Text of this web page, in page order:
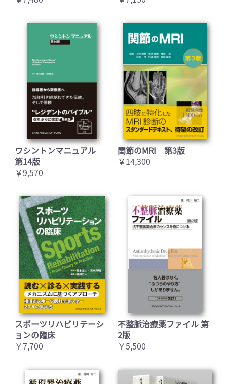
ワシントンマニュアル
第14版
￥9,570
関節のMRI 第3版
￥14,300
スポーツリハビリテーシ
ョンの臨床
￥7,700
不整脈治療薬ファイル 第
2版
￥5,500